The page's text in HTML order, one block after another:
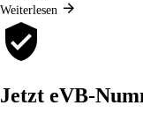
Weiterlesen
Jetzt eVB-